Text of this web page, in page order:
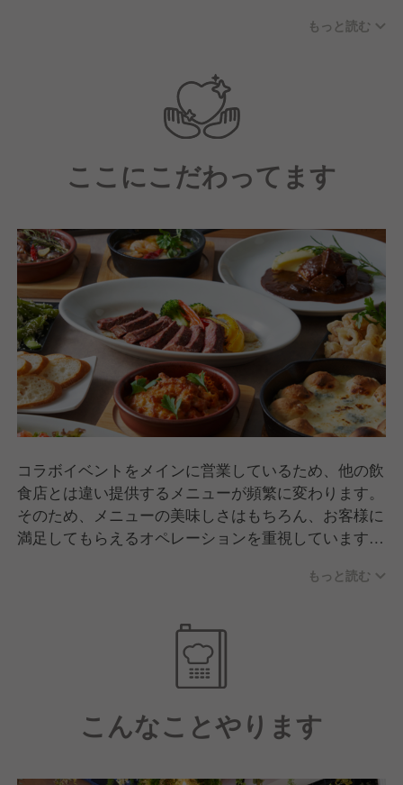
コラボカフェということもあり、エンタメが好きな人
好きなコンテンツを目的に来店されるお客様が多いた
め、スタッフも含め明るく楽しい雰囲気のお店です。
仲間と手を取り合い・切磋琢磨しながらクリエイティ
ブに働きませんか？
もっと読む
ここにこだわってます
コラボイベントをメインに営業しているため、他の飲
食店とは違い提供するメニューが頻繁に変わります。
そのため、メニューの美味しさはもちろん、お客様に
満足してもらえるオペレーションを重視しています。
もっと読む
こんなことやります